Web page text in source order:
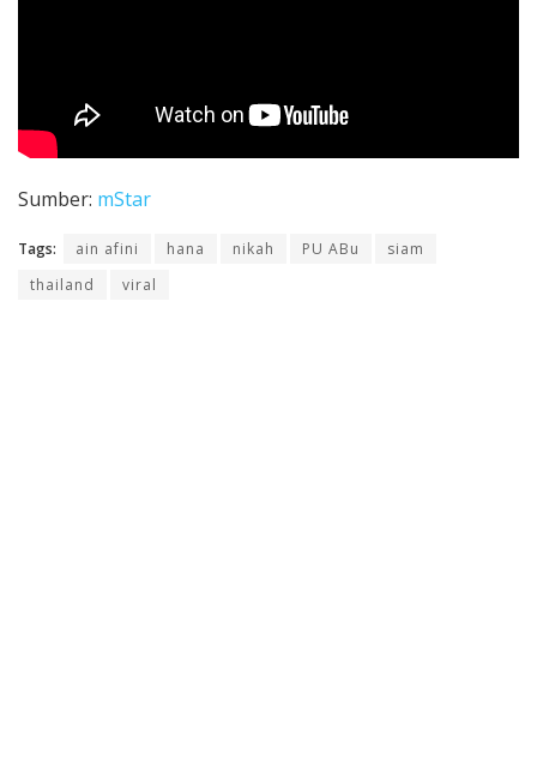
Sumber: mStar
Tags: ain afini hana nikah PU ABu
siam
thailand
viral